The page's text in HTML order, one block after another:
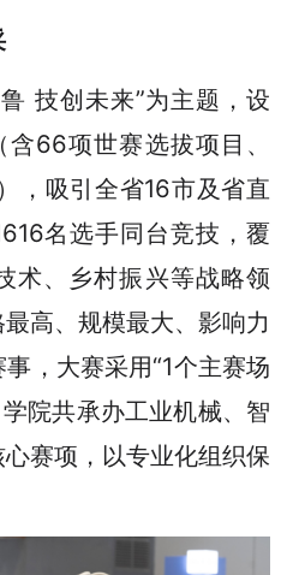
技创未来”为主题，设
66项世赛选拔项目、
，吸引全省16市及省直
名选手同台竞技，覆
术、乡村振兴等战略领
高、规模最大、影响力
，大赛采用“1个主赛场
院共承办工业机械、智
赛项，以专业化组织保